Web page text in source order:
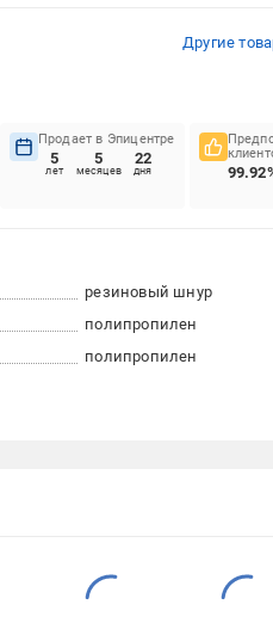
Другие
Продает в Эпицентре
5
лет
5
месяцев
22
дня
резиновый шнур
полипропилен
полипропилен